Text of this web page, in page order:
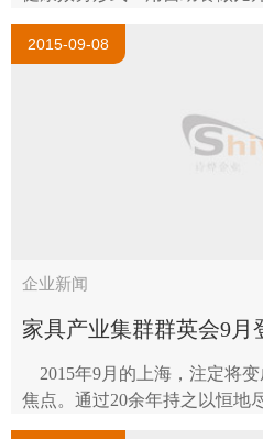
大家就餐的方法，但却没有改
2015-09-08
企业新闻
家具产业集群群英会9月
2015年9月的上海，注定将
焦点。通过20余年持之以恒地
展”成功将9月的上海打造成全